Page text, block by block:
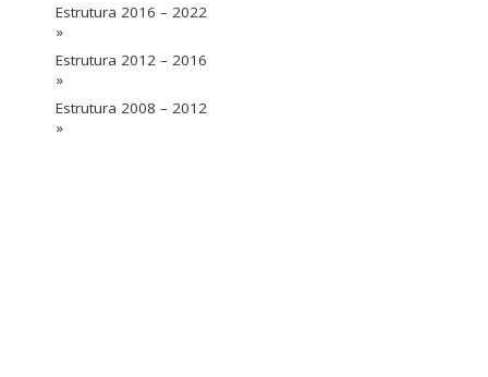
Estrutura 2016 – 2022
»
Estrutura 2012 – 2016
»
Estrutura 2008 – 2012
»